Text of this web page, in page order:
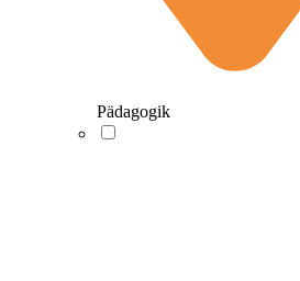
Pädagogik